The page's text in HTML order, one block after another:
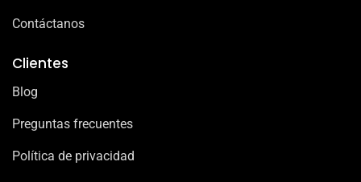
Contáctanos
Clientes
Blog
Preguntas frecuentes
Política de privacidad